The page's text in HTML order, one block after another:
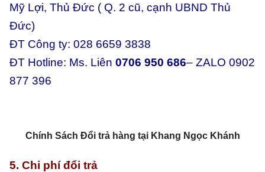
Mỹ Lợi, Thủ Đức ( Q. 2 cũ, cạnh UBND Thủ
Đức)
ĐT Công ty: 028 6659 3838
ĐT Hotline: Ms. Liên 0706 950 686– ZALO 0902
877 396
Chính Sách Đổi trả hàng tại Khang Ngọc Khánh
5. Chi phí đổi trả